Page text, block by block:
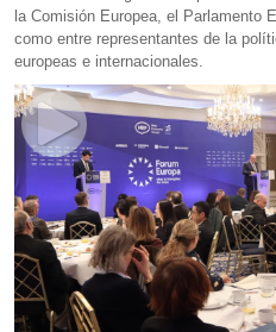
la Comisión Europea, el Parlamento
como entre representantes de la
europeas e internacionales.